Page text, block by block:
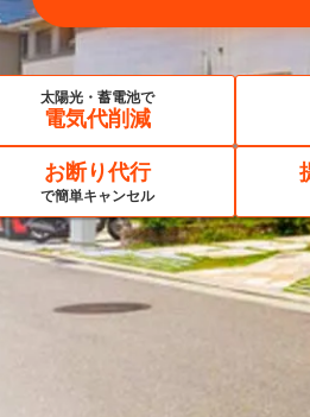
太陽光・蓄電池で
電気代削減
お断り代行
で簡単キャンセル